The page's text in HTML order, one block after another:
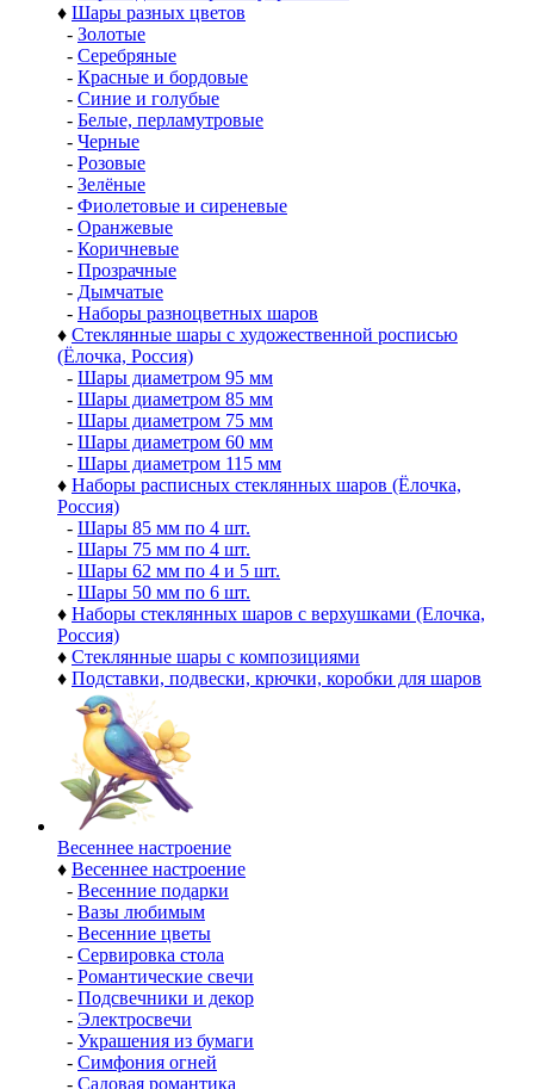
♦ Шары разных цветов
- Золотые
- Серебряные
- Красные и бордовые
- Синие и голубые
- Белые, перламутровые
- Черные
- Розовые
- Зелёные
- Фиолетовые и сиреневые
- Оранжевые
- Коричневые
- Прозрачные
- Дымчатые
- Наборы разноцветных шаров
♦ Стеклянные шары с художественной росписью
(Ёлочка, Россия)
- Шары диаметром 95 мм
- Шары диаметром 85 мм
- Шары диаметром 75 мм
- Шары диаметром 60 мм
- Шары диаметром 115 мм
♦ Наборы расписных стеклянных шаров (Ёлочка,
Россия)
- Шары 85 мм по 4 шт.
- Шары 75 мм по 4 шт.
- Шары 62 мм по 4 и 5 шт.
- Шары 50 мм по 6 шт.
♦ Наборы стеклянных шаров с верхушками (Елочка,
Россия)
♦ Стеклянные шары с композициями
♦ Подставки, подвески, крючки, коробки для шаров
Весеннее настроение
♦ Весеннее настроение
- Весенние подарки
- Вазы любимым
- Весенние цветы
- Сервировка стола
- Романтические свечи
- Подсвечники и декор
- Электросвечи
- Украшения из бумаги
- Симфония огней
- Садовая романтика